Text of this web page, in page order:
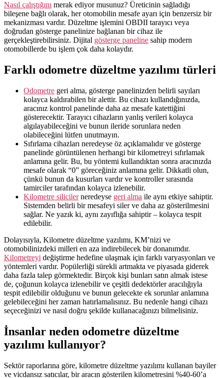
Nasıl çalıştığını merak ediyor musunuz? Üreticinin sağladığı
bileşene bağlı olarak, her otomobilin mesafe ayarı için benzersiz bir
mekanizması vardır. Düzeltme işlemini OBDII tarayıcı veya
doğrudan gösterge panelinize bağlanan bir cihaz ile
gerçekleştirebilirsiniz. Dijital gösterge paneline sahip modern
otomobillerde bu işlem çok daha kolaydır.
Farklı odometre düzeltme yazılımı türleri
Odometre geri alma, gösterge panelinizden belirli sayıları
kolayca kaldırabilen bir alettir. Bu cihazı kullandığınızda,
aracınız kontrol panelinde daha az mesafe katettiğini
gösterecektir. Tarayıcı cihazların yanlış verileri kolayca
algılayabileceğini ve bunun ileride sorunlara neden
olabileceğini lütfen unutmayın.
Sıfırlama cihazları neredeyse öz açıklamalıdır ve gösterge
panelinde görüntülenen herhangi bir kilometreyi sıfırlamak
anlamına gelir. Bu, bu yöntemi kullandıktan sonra aracınızda
mesafe olarak “0” göreceğiniz anlamına gelir. Dikkatli olun,
çünkü bunun da kusurları vardır ve kontroller sırasında
tamirciler tarafından kolayca izlenebilir.
Kilometre silicilerneredeyse geri alma ile aynı etkiye sahiptir.
Sistemden belirli bir mesafeyi siler ve daha az gösterilmesini
sağlar. Ne yazık ki, aynı zayıflığa sahiptir – kolayca tespit
edilebilir.
Dolayısıyla, Kilometre düzeltme yazılımı, KM’nizi ve
otomobilinizdeki milleri en aza indirebilecek bir donanımdır.
Kilometreyi değiştirme hedefine ulaşmak için farklı varyasyonları ve
yöntemleri vardır. Popülerliği sürekli artmakta ve piyasada giderek
daha fazla talep görmektedir. Birçok kişi bunları satın almak istese
de, çoğunun kolayca izlenebilir ve çeşitli dedektörler aracılığıyla
tespit edilebilir olduğunu ve bunun gelecekte ek sorunlar anlamına
gelebileceğini her zaman hatırlamalısınız. Bu nedenle hangi cihazı
seçeceğinizi ve nasıl doğru şekilde kullanacağınızı bilmelisiniz.
İnsanlar neden odometre düzeltme
yazılımı kullanıyor?
Sektör raporlarına göre, kilometre düzeltme yazılımı kullanan bayiler
ve vicdansız satıcılar, bir aracın gösterilen kilometresini %40-60’a